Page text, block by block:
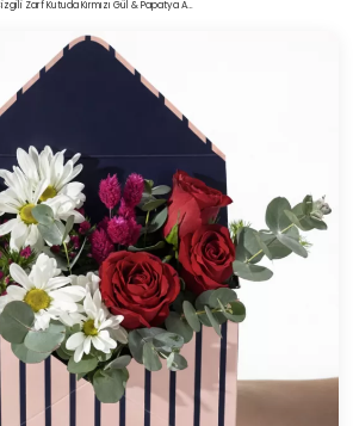
Zarf Kutuda Kırmızı Gül & Papatya Aranjmanı